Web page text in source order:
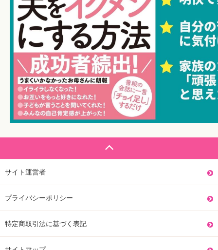
サイト運営者
プライバシーポリシー
特定商取引法に基づく表記